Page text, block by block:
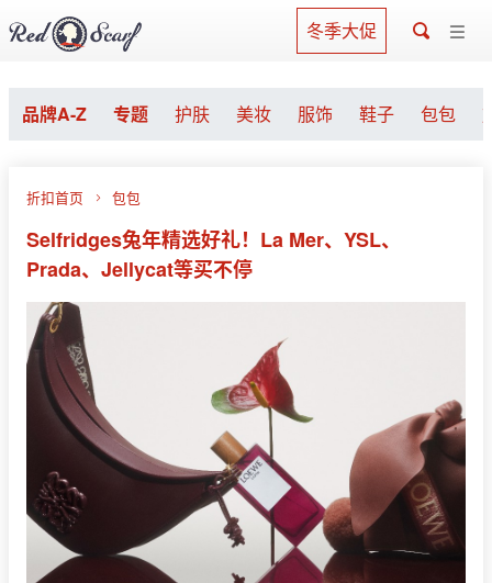
冬季大促
品牌A-Z 专题 护肤 美妆 服饰 鞋子 包包
折扣首页 包包
Selfridges兔年精选好礼！La Mer、YSL、
Prada、Jellycat等买不停